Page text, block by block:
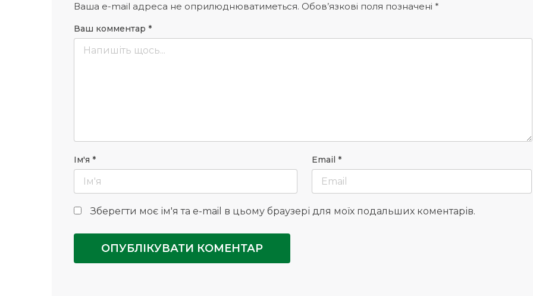
Ваша e-mail адреса не оприлюднюватиметься. Обов’язкові поля позначені *
Ваш комментар *
Ім'я * Email *
Зберегти моє ім'я та e-mail в цьому браузері для моїх подальших коментарів.